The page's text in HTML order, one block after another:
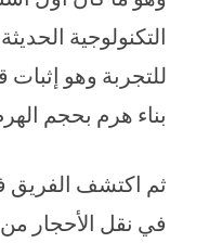
التكنولوجية
للتجربة وهو إثبات
بناء هرم بحجم
ثم اكتشف الفريق
في نقل الأحجار